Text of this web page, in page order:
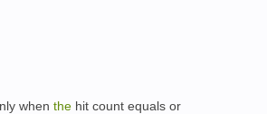
when the hit count equals or